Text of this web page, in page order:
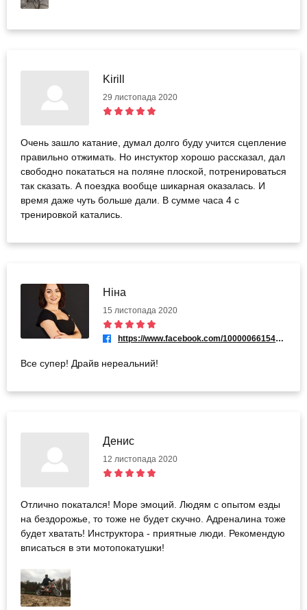
Kirill
29 листопада 2020
Очень зашло катание, думал долго буду учится сцепление
правильно отжимать. Но инстуктор хорошо рассказал, дал
свободно покататься на поляне плоской, потренироваться
так сказать. А поездка вообще шикарная оказалась. И
время даже чуть больше дали. В сумме часа 4 с
тренировкой катались.
Ніна
15 листопада 2020
https://www.facebook.com/100000661543292
Все супер! Драйв нереальний!
Денис
12 листопада 2020
Отлично покатался! Море эмоций. Людям с опытом езды
на бездорожье, то тоже не будет скучно. Адреналина тоже
будет хватать! Инструктора - приятные люди. Рекомендую
вписаться в эти мотопокатушки!